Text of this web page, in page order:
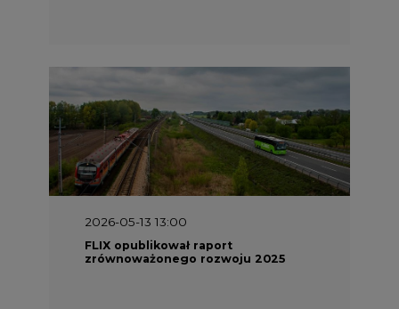
2026-05-13 13:00
FLIX opublikował raport
zrównoważonego rozwoju 2025